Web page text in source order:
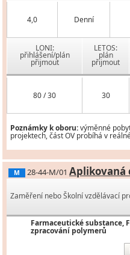
4,0 Denní
LONI:
přihlášení/plán
přijmout
LETOS:
plán
přijmout
80 / 30 30
Poznámky k oboru:výměnné
projektech, část OV probíhá v
M 28-44-M/01 Aplikovaná
Zaměření nebo Školní vzdělávací
Farmaceutické substance,
zpracování polymerů